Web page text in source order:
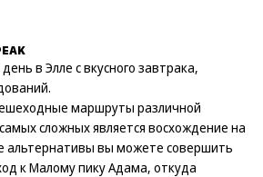
в Элле с вкусного завтрака,
маршруты различной
сложных является восхождение на
альтернативы вы можете совершить
к Малому пику Адама, откуда